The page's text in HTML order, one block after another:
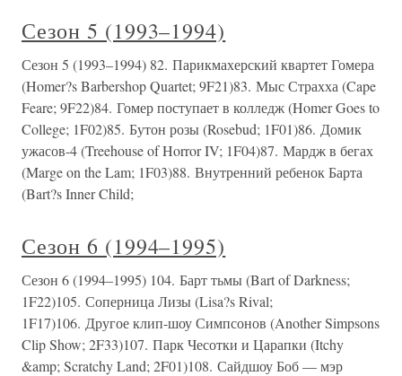
Сезон 5 (1993–1994)
Сезон 5 (1993–1994) 82. Парикмахерский квартет Гомера
(Homer?s Barbershop Quartet; 9F21)83. Мыс Страхха (Cape
Feare; 9F22)84. Гомер поступает в колледж (Homer Goes to
College; 1F02)85. Бутон розы (Rosebud; 1F01)86. Домик
ужасов-4 (Treehouse of Horror IV; 1F04)87. Мардж в бегах
(Marge on the Lam; 1F03)88. Внутренний ребенок Барта
(Bart?s Inner Child;
Сезон 6 (1994–1995)
Сезон 6 (1994–1995) 104. Барт тьмы (Bart of Darkness;
1F22)105. Соперница Лизы (Lisa?s Rival;
1F17)106. Другое клип-шоу Симпсонов (Another Simpsons
Clip Show; 2F33)107. Парк Чесотки и Царапки (Itchy
&amp; Scratchy Land; 2F01)108. Сайдшоу Боб — мэр